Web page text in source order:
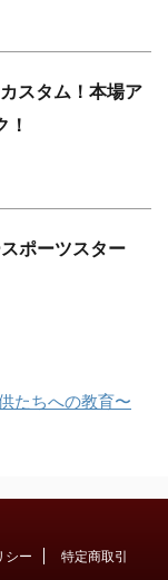
スタム！本場ア
！
ポーツスター
たちへの教育〜
シー
特定商取引